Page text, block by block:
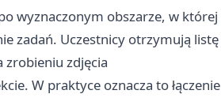
wyznaczonym obszarze, w której
zadań. Uczestnicy otrzymują listę
zrobieniu zdjęcia
W praktyce oznacza to łączenie